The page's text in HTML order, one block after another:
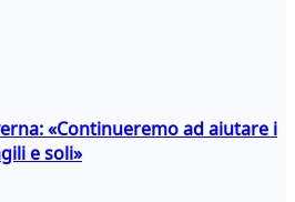
«Continueremo ad aiutare i
e soli»